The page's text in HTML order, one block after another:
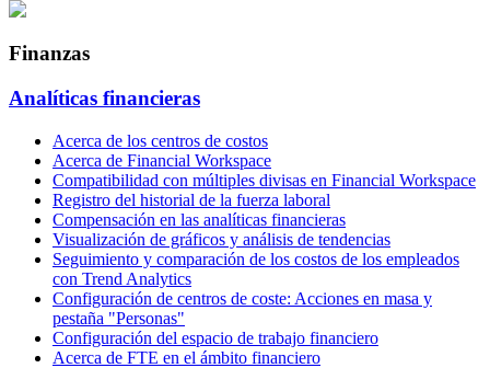
Finanzas
Analíticas financieras
Acerca de los centros de costos
Acerca de Financial Workspace
Compatibilidad con múltiples divisas en Financial Workspace
Registro del historial de la fuerza laboral
Compensación en las analíticas financieras
Visualización de gráficos y análisis de tendencias
Seguimiento y comparación de los costos de los empleados
con Trend Analytics
Configuración de centros de coste: Acciones en masa y
pestaña "Personas"
Configuración del espacio de trabajo financiero
Acerca de FTE en el ámbito financiero